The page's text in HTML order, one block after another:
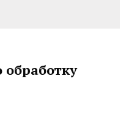
обработку